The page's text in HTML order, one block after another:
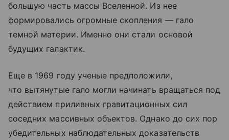
большую часть массы Вселенной. Из нее
формировались огромные скопления — гало
темной материи. Именно они стали основой
будущих галактик.
Еще в 1969 году ученые предположили,
что вытянутые гало могли начинать вращаться под
действием приливных гравитационных сил
соседних массивных объектов. Однако до сих пор
убедительных наблюдательных доказательств